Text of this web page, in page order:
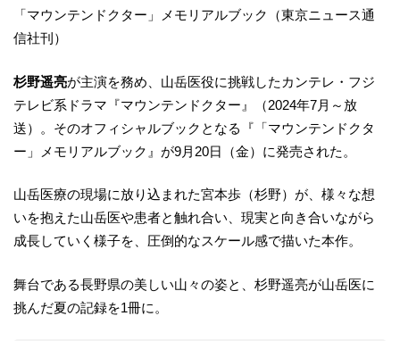
「マウンテンドクター」メモリアルブック（東京ニュース通
信社刊）
杉野遥亮が主演を務め、山岳医役に挑戦したカンテレ・フジ
テレビ系ドラマ『マウンテンドクター』（2024年7月～放
送）。そのオフィシャルブックとなる『「マウンテンドクタ
ー」メモリアルブック』が9月20日（金）に発売された。
山岳医療の現場に放り込まれた宮本歩（杉野）が、様々な想
いを抱えた山岳医や患者と触れ合い、現実と向き合いながら
成長していく様子を、圧倒的なスケール感で描いた本作。
舞台である長野県の美しい山々の姿と、杉野遥亮が山岳医に
挑んだ夏の記録を1冊に。